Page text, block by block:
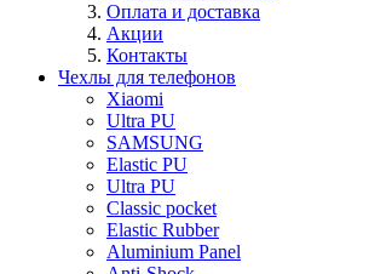
Оплата и доставка
Акции
Контакты
Чехлы для телефонов
Xiaomi
Ultra PU
SAMSUNG
Elastic PU
Ultra PU
Classic pocket
Elastic Rubber
Aluminium Panel